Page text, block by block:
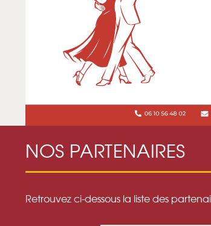
NOS PARTENAIRES
Retrouvez ci-dessous la liste des